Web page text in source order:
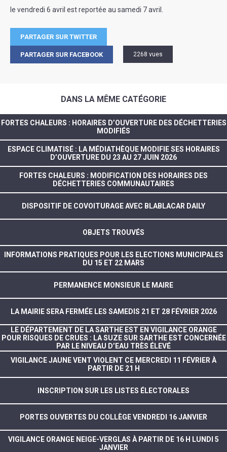
le vendredi 6 avril est reportée au samedi 7 avril.
PARTAGER SUR TWITTER
PARTAGER SUR FACEBOOK 2268 vues
DANS LA MÊME CATÉGORIE
FORTES CHALEURS : HORAIRES D’OUVERTURE DES DÉCHETTERIES
MODIFIÉS
ESPACE CLIMATISÉ : LA MÉDIATHÈQUE MODIFIE SES HORAIRES
D’OUVERTURE DU 23 AU 27 JUIN 2026
FORTES CHALEURS : MODIFICATION DES HORAIRES DES
DÉCHETTERIES COMMUNAUTAIRES
DISPOSITIF DE COVOITURAGE AVEC BLABLACAR DAILY
OBJETS TROUVÉS
INFORMATIONS PRATIQUES POUR LES ELECTIONS MUNICIPALES
DU 15 ET 22 MARS
PERMANENCE MONSIEUR LE MAIRE
LA MAIRIE SERA FERMÉE LES SAMEDIS 21 ET 28 FÉVRIER 2026
LE DÉPARTEMENT DE LA SARTHE EST EN VIGILANCE ORANGE
POUR RISQUES DE CRUES : LA SUZE SUR SARTHE EST CONCERNÉE
PAR LE NIVEAU D’EAU TRÈS ÉLEVÉ
VIGILANCE JAUNE VENT VIOLENT CE MERCREDI 11 FÉVRIER À
PARTIR DE 21 H
INSCRIPTION SUR LES LISTES ÉLECTORALES
PORTES OUVERTES DU COLLÈGE VENDREDI 16 JANVIER
VIGILANCE ORANGE NEIGE-VERGLAS À PARTIR DE 16 H LUNDI 5
JANVIER